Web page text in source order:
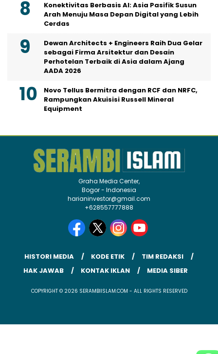
Konektivitas Berbasis AI: Asia Pasifik Susun
Arah Menuju Masa Depan Digital yang Lebih
Cerdas
Dewan Architects + Engineers Raih Dua Gelar
sebagai Firma Arsitektur dan Desain
Perhotelan Terbaik di Asia dalam Ajang
AADA 2026
Novo Tellus Bermitra dengan RCF dan NRFC,
Rampungkan Akuisisi Russell Mineral
Equipment
Graha Media Center,
Bogor - Indonesia
harianinvestor@gmail.com
+628557777888
HISTORI MEDIA KODE ETIK
TIM REDAKSI
HAK JAWAB
KONTAK IKLAN MEDIA SIBER
COPYRIGHT © 2026 SERAMBIISLAM.COM - ALL RIGHTS RESERVED